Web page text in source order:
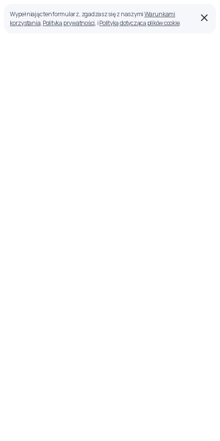
Wypełniając ten formularz, zgadzasz się z naszymiWarunkami
korzystania, Polityką prywatności, iPolityką dotyczącą plików cookie.